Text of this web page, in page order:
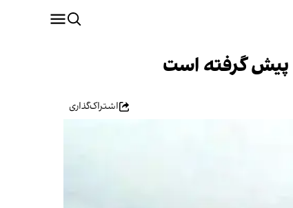
پیش گرفته است
اشتراک‌گذاری